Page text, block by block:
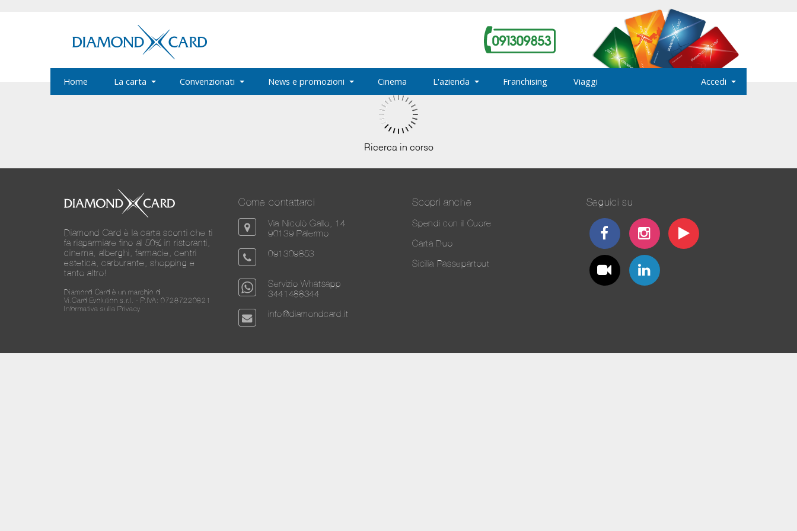
Home La carta Convenzionati News e promozioni Cinema L'azienda Franchising Viaggi Accedi
Ricerca in corso
Diamond Card è la carta sconti che ti
fa risparmiare fino al 50% in ristoranti,
cinema, alberghi, farmacie, centri
estetica, carburante, shopping e
tanto altro!
Diamond Card è un marchio di
Vi.Card Evolution s.r.l. - P.IVA: 07287220821
Informativa sulla Privacy
Come contattarci
Via Nicolò Gallo, 14
90139 Palermo
091309853
Servizio Whatsapp
3441488344
info@diamondcard.it
Scopri anche
Spendi con il Cuore
Carta Duo
Sicilia Passepartout
Seguici su